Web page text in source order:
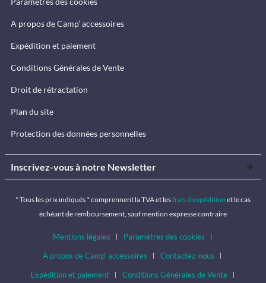
A propos de Camp’ accessoires
Expédition et paiement
Conditions Générales de Vente
Droit de rétractation
Plan du site
Protection des données personnelles
Inscrivez-vous à notre Newsletter
* Tous les prix indiqués * comprennent la TVA et lesfrais d'expédition et le cas
échéant de remboursement, sauf mention expresse contraire
Mentions légales
Paramètres des cookies
A propos de Camp’ accessoires
Contactez-nous
Expédition et paiement
Conditions Générales de Vente